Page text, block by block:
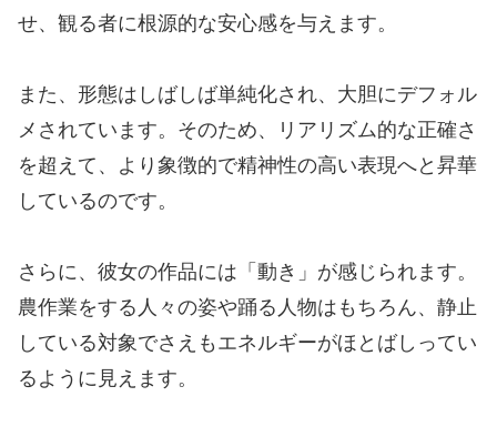
せ、観る者に根源的な安心感を与えます。
また、形態はしばしば単純化され、大胆にデフォル
メされています。そのため、リアリズム的な正確さ
を超えて、より象徴的で精神性の高い表現へと昇華
しているのです。
さらに、彼女の作品には「動き」が感じられます。
農作業をする人々の姿や踊る人物はもちろん、静止
している対象でさえもエネルギーがほとばしってい
るように見えます。